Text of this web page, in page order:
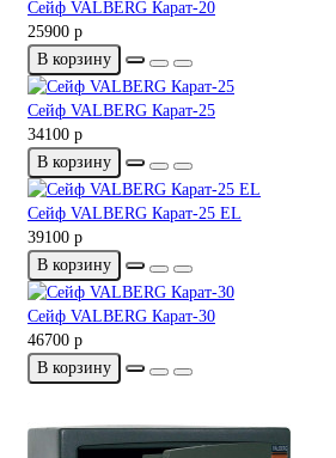
Сейф VALBERG Карат-20
25900 р
В корзину
Сейф VALBERG Карат-25
34100 р
В корзину
Сейф VALBERG Карат-25 EL
39100 р
В корзину
Сейф VALBERG Карат-30
46700 р
В корзину